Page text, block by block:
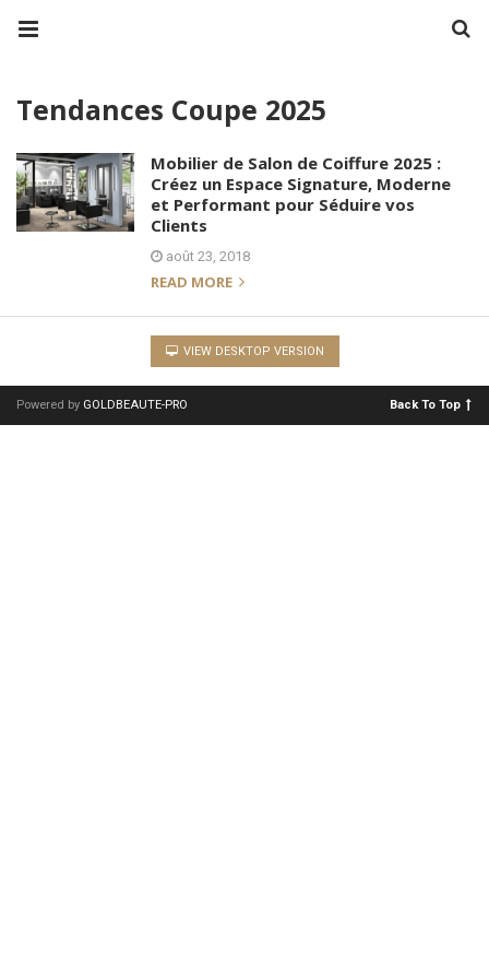
Tendances Coupe 2025
Mobilier de Salon de Coiffure 2025 :
Créez un Espace Signature, Moderne
et Performant pour Séduire vos
Clients
août 23, 2018
READ MORE
VIEW DESKTOP VERSION
Powered by GOLDBEAUTE-PRO Back To Top